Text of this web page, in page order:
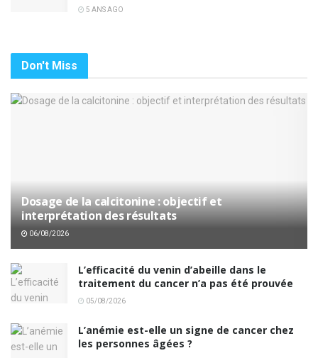
5 ANS AGO
Don't Miss
Dosage de la calcitonine : objectif et
interprétation des résultats
06/08/2026
L’efficacité du venin d’abeille dans le
traitement du cancer n’a pas été prouvée
05/08/2026
L’anémie est-elle un signe de cancer chez
les personnes âgées ?